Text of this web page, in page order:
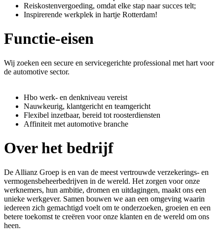
Reiskostenvergoeding, omdat elke stap naar succes telt;
Inspirerende werkplek in hartje Rotterdam!
Functie-eisen
Wij zoeken een secure en servicegerichte professional met hart voor
de automotive sector.
Hbo werk- en denkniveau vereist
Nauwkeurig, klantgericht en teamgericht
Flexibel inzetbaar, bereid tot roosterdiensten
Affiniteit met automotive branche
Over het bedrijf
De Allianz Groep is en van de meest vertrouwde verzekerings- en
vermogensbeheerbedrijven in de wereld. Het zorgen voor onze
werknemers, hun ambitie, dromen en uitdagingen, maakt ons een
unieke werkgever. Samen bouwen we aan een omgeving waarin
iedereen zich gemachtigd voelt om te onderzoeken, groeien en een
betere toekomst te creëren voor onze klanten en de wereld om ons
heen.